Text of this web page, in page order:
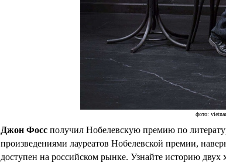
фото:
Джон Фосс получил Нобелевскую премию по
произведениями лауреатов Нобелевской премии,
доступен на российском рынке. Узнайте историю